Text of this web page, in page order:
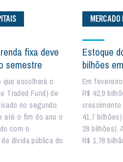
fixa deve
semestre
escolherá o
Traded Fund) de
no segundo
até o fim do ano o
com o
dívida pública do
Estoque
bilhões
Em
R$ 42,9
crescimento
41,7
28 bilhões).
R$ 1,78